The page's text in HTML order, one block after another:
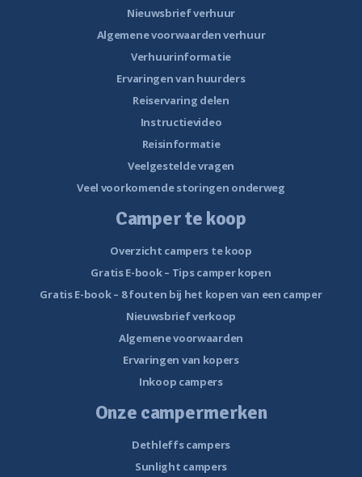
Nieuwsbrief verhuur
Algemene voorwaarden verhuur
Verhuurinformatie
Ervaringen van huurders
Reiservaring delen
Instructievideo
Reisinformatie
Veelgestelde vragen
Veel voorkomende storingen onderweg
Camper te koop
Overzicht campers te koop
Gratis E-book – Tips camper kopen
Gratis E-book – 8 fouten bij het kopen van een camper
Nieuwsbrief verkoop
Algemene voorwaarden
Ervaringen van kopers
Inkoop campers
Onze campermerken
Dethleffs campers
Sunlight campers